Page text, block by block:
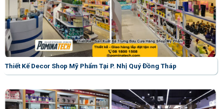
Thiết Kế Decor Shop Mỹ Phẩm Tại P. Nhị Quý Đồng Tháp